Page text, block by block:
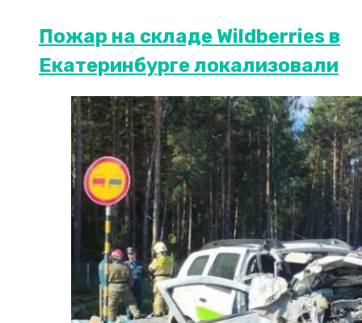
Пожар на складе Wildberries в
Екатеринбурге локализовали